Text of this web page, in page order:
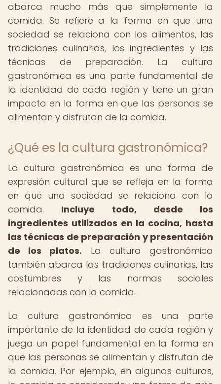
abarca mucho más que simplemente la
comida. Se refiere a la forma en que una
sociedad se relaciona con los alimentos, las
tradiciones culinarias, los ingredientes y las
técnicas de preparación. La cultura
gastronómica es una parte fundamental de
la identidad de cada región y tiene un gran
impacto en la forma en que las personas se
alimentan y disfrutan de la comida.
¿Qué es la cultura gastronómica?
La cultura gastronómica es una forma de
expresión cultural que se refleja en la forma
en que una sociedad se relaciona con la
comida. Incluye todo, desde los
ingredientes utilizados en la cocina, hasta
las técnicas de preparación y presentación
de los platos. La cultura gastronómica
también abarca las tradiciones culinarias, las
costumbres y las normas sociales
relacionadas con la comida.
La cultura gastronómica es una parte
importante de la identidad de cada región y
juega un papel fundamental en la forma en
que las personas se alimentan y disfrutan de
la comida. Por ejemplo, en algunas culturas,